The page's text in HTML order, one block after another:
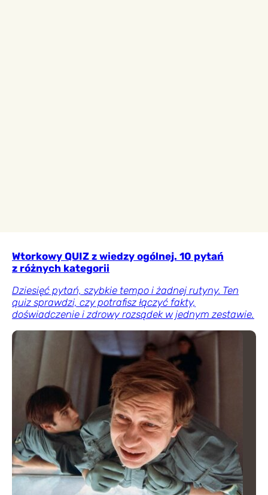
Wtorkowy QUIZ z wiedzy ogólnej. 10 pytań
z różnych kategorii
Dziesięć pytań, szybkie tempo i żadnej rutyny. Ten
quiz sprawdzi, czy potrafisz łączyć fakty,
doświadczenie i zdrowy rozsądek w jednym zestawie.